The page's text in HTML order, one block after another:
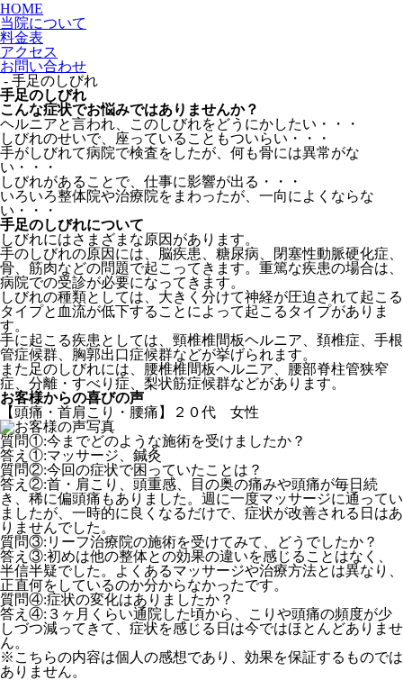
HOME
当院について
料金表
アクセス
お問い合わせ
- 手足のしびれ
手足のしびれ
こんな症状でお悩みではありませんか？
ヘルニアと言われ、このしびれをどうにかしたい・・・
しびれのせいで、座っていることもついらい・・・
手がしびれて病院で検査をしたが、何も骨には異常がな
い・・・
しびれがあることで、仕事に影響が出る・・・
いろいろ整体院や治療院をまわったが、一向によくならな
い・・・
手足のしびれについて
しびれにはさまざまな原因があります。
手のしびれの原因には、脳疾患、糖尿病、閉塞性動脈硬化症、
骨、筋肉などの問題で起こってきます。重篤な疾患の場合は、
病院での受診が必要になってきます。
しびれの種類としては、大きく分けて神経が圧迫されて起こる
タイプと血流が低下することによって起こるタイプがありま
す。
手に起こる疾患としては、頸椎椎間板ヘルニア、頚椎症、手根
管症候群、胸郭出口症候群などが挙げられます。
また足のしびれには、腰椎椎間板ヘルニア、腰部脊柱管狭窄
症、分離・すべり症、梨状筋症候群などがあります。
お客様からの喜びの声
【頭痛・首肩こり・腰痛】２０代 女性
質問①:今までどのような施術を受けましたか？
答え①:マッサージ、鍼灸
質問②:今回の症状で困っていたことは？
答え②:首・肩こり、頭重感、目の奥の痛みや頭痛が毎日続
き、稀に偏頭痛もありました。週に一度マッサージに通ってい
ましたが、一時的に良くなるだけで、症状が改善される日はあ
りませんでした。
質問③:リーフ治療院の施術を受けてみて、どうでしたか？
答え③:初めは他の整体との効果の違いを感じることはなく、
半信半疑でした。よくあるマッサージや治療方法とは異なり、
正直何をしているのか分からなかったです。
質問④:症状の変化はありましたか？
答え④:３ヶ月くらい通院した頃から、こりや頭痛の頻度が少
しづつ減ってきて、症状を感じる日は今ではほとんどありませ
ん。
※こちらの内容は個人の感想であり、効果を保証するものでは
ありません。